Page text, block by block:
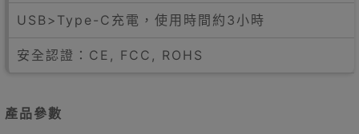
USB>Type-C充電，使用時間約3小時
安全認證：CE, FCC, ROHS
產品參數